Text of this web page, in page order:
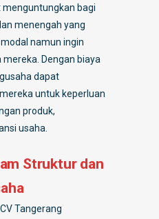
menguntungkan bagi
menengah yang
namun ingin
Dengan biaya
dapat
untuk keperluan
produk,
usaha.
Struktur dan
Tangerang